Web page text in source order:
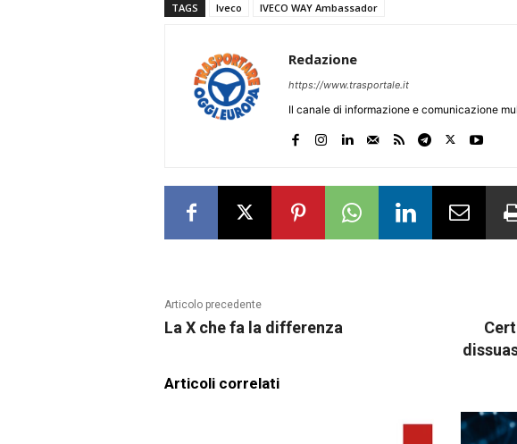
TAGS Iveco IVECO WAY Ambassador
Redazione
https://www.trasportale.it
Il canale di informazione e comunicazione
Articolo precedente
La X che fa la differenza
Articoli correlati